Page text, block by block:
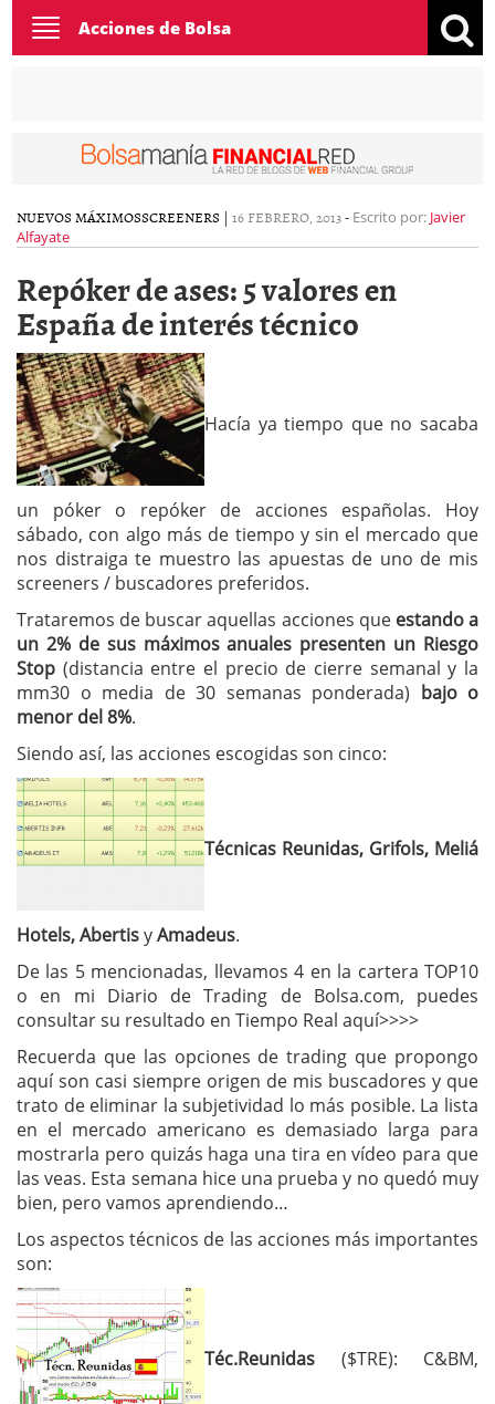
Toggle
navigation
Acciones de Bolsa
NUEVOS MÁXIMOSSCREENERS | 16 FEBRERO, 2013- Escrito por: Javier
Alfayate
Repóker de ases: 5 valores en
España de interés técnico
Hacía ya tiempo que no sacaba
un póker o repóker de acciones españolas. Hoy
sábado, con algo más de tiempo y sin el mercado que
nos distraiga te muestro las apuestas de uno de mis
screeners / buscadores preferidos.
Trataremos de buscar aquellas acciones que estando a
un 2% de sus máximos anuales presenten un Riesgo
Stop (distancia entre el precio de cierre semanal y la
mm30 o media de 30 semanas ponderada) bajo o
menor del 8%.
Siendo así, las acciones escogidas son cinco:
Técnicas Reunidas, Grifols, Meliá
Hotels, AbertisyAmadeus.
De las 5 mencionadas, llevamos 4 en la cartera TOP10
o en mi Diario de Trading de Bolsa.com, puedes
consultar su resultado en Tiempo Real aquí>>>>
Recuerda que las opciones de trading que propongo
aquí son casi siempre origen de mis buscadores y que
trato de eliminar la subjetividad lo más posible. La lista
en el mercado americano es demasiado larga para
mostrarla pero quizás haga una tira en vídeo para que
las veas. Esta semana hice una prueba y no quedó muy
bien, pero vamos aprendiendo…
Los aspectos técnicos de las acciones más importantes
son:
Téc.Reunidas ($TRE): C&BM,